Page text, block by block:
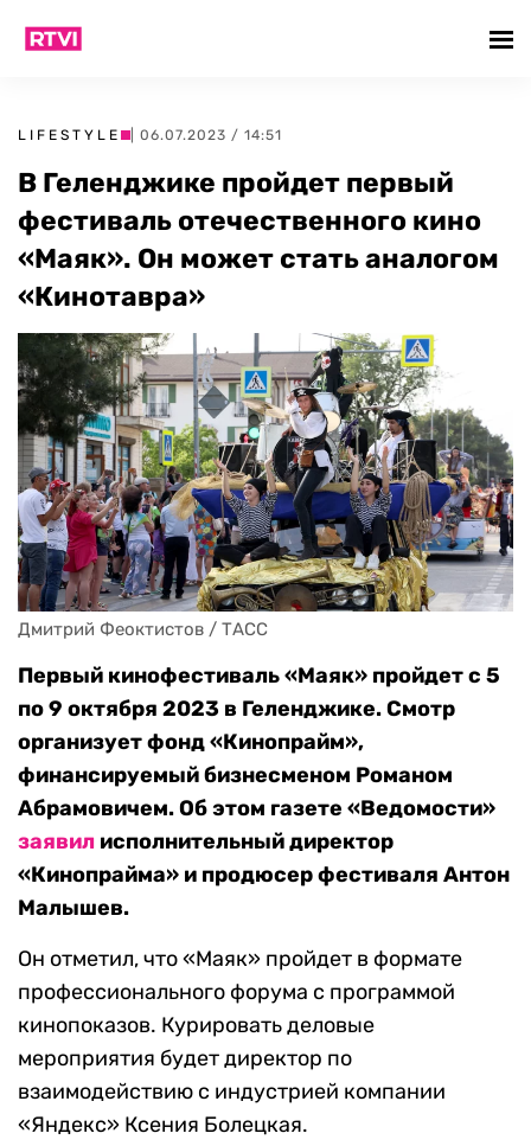
LIFESTYLE | 06.07.2023 / 14:51
В Геленджике пройдет первый
фестиваль отечественного кино
«Маяк». Он может стать аналогом
«Кинотавра»
Дмитрий Феоктистов / ТАСС
Первый кинофестиваль «Маяк» пройдет с 5
по 9 октября 2023 в Геленджике. Смотр
организует фонд «Кинопрайм»,
финансируемый бизнесменом Романом
Абрамовичем. Об этом газете «Ведомости»
заявил исполнительный директор
«Кинопрайма» и продюсер фестиваля Антон
Малышев.
Он отметил, что «Маяк» пройдет в формате
профессионального форума с программой
кинопоказов. Курировать деловые
мероприятия будет директор по
взаимодействию с индустрией компании
«Яндекс» Ксения Болецкая.